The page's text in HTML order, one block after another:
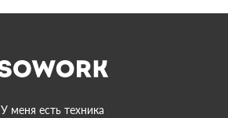
У меня есть техника